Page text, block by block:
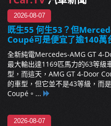
2026-08-07
既生55 何生53？但
Coupé可是便宜了逾140萬
全新純電Mercedes-AMG GT 4-
最大輸出達1169匹馬力的63等級
型，而這天，AMG GT 4-Door
的車型，但它並不是43等級，而
Coupé。...
2026-08-07